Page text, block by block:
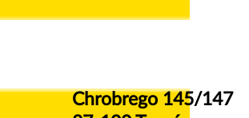
Chrobrego 145/147